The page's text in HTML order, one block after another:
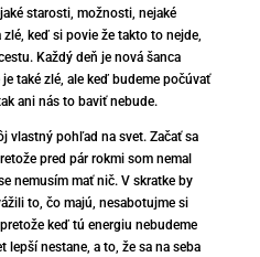
starosti, možnosti, nejaké
keď si povie že takto to nejde,
Každý deň je nová šanca
také zlé, ale keď budeme počúvať
ani nás to baviť nebude.
vlastný pohľad na svet. Začať sa
pred pár rokmi som nemal
nemusím mať nič. V skratke by
to, čo majú, nesabotujme si
keď tú energiu nebudeme
lepší nestane, a to, že sa na seba